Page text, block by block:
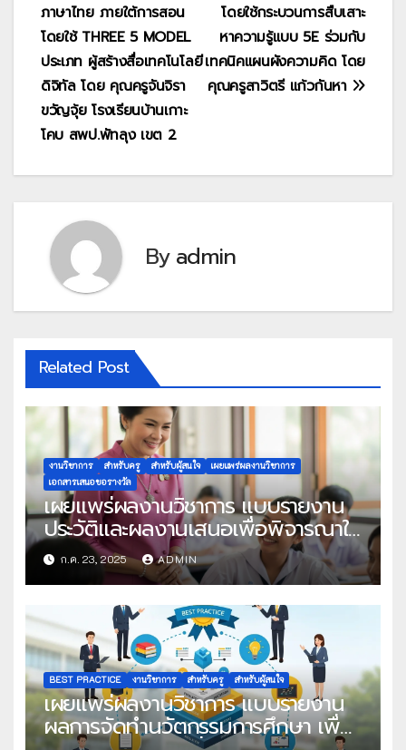
โดยใช้กระบวนการสืบเสาะ
หาความรู้แบบ 5E ร่วมกับ
เทคนิคแผนผังความคิด โดย
คุณครูสาวิตรี แก้วกันหา
ภาษาไทย ภายใต้การสอน
โดยใช้ THREE 5 MODEL
ประเภท ผู้สร้างสื่อเทคโนโลยี
ดิจิทัล โดย คุณครูจันจิรา
ขวัญจุ้ย โรงเรียนบ้านเกาะ
โคบ สพป.พัทลุง เขต 2
Byadmin
Related Post
งานวิชาการ สำหรับครู สำหรับผู้สนใจ
เผยแพร่ผลงานวิชาการ
เอกสารเสนอขอรางวัล
เผยแพร่ผลงานวิชาการ แบบรายงาน
ประวัติและผลงานเสนอเพื่อพิจารณาใน
โครงการครูดีในดวงใจ ประจำปี 2568
ครั้งที่ 22
ก.ค. 23, 2025 ADMIN
BEST PRACTICE งานวิชาการ สำหรับครู สำหรับผู้สนใจ
เผยแพร่ผลงานวิชาการ แบบรายงาน
ผลการจัดทำนวัตกรรมการศึกษา เพื่อ